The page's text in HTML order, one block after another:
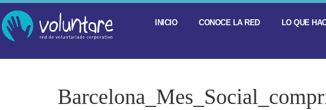
INICIO CONOCE LA RED LO QUE